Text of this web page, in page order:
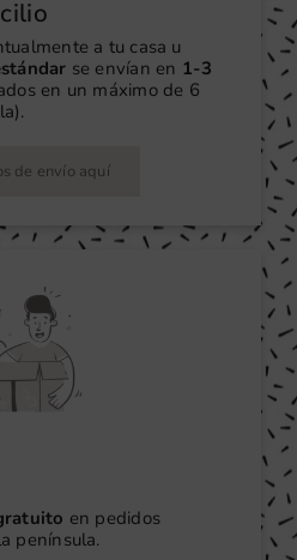
a tu casa u
se envían en 1-3
en un máximo de 6
de envío aquí
en pedidos
península.